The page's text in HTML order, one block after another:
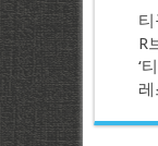
R
‘
레